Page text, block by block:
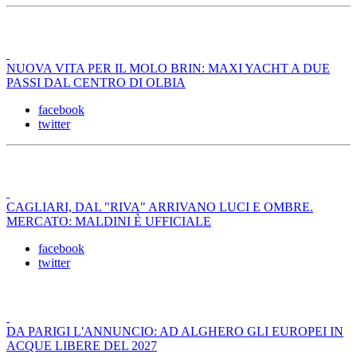
NUOVA VITA PER IL MOLO BRIN: MAXI YACHT A DUE
PASSI DAL CENTRO DI OLBIA
facebook
twitter
CAGLIARI, DAL "RIVA" ARRIVANO LUCI E OMBRE.
MERCATO: MALDINI È UFFICIALE
facebook
twitter
DA PARIGI L'ANNUNCIO: AD ALGHERO GLI EUROPEI IN
ACQUE LIBERE DEL 2027